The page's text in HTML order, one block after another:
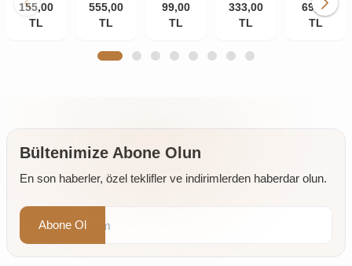
Bitkim
84
Öğütülmüş
gr
155,00
TL
Bitkim
Akgünlük
(Günlük-
555,00
TL
Bitkim
Tane
(İri
99,00
TL
Bitkim
Damla
10 gr
333,00
TL
Bitkim
Zerdeçal
69,00
TL
Bültenimize Abone Olun
En son haberler, özel teklifler ve indirimlerden haberdar olun.
Abone Ol